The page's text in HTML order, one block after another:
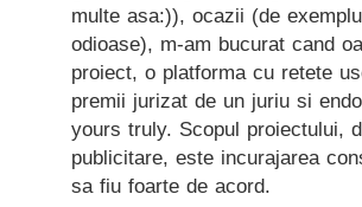
multe asa:)), ocazii (de
odioase), m-am bucurat cand
proiect, o platforma cu retete
premii jurizat de un juriu si
yours truly. Scopul proiectului,
publicitare, este incurajarea
sa fiu foarte de acord.